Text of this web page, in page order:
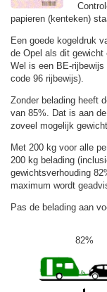
papieren (kenteken)
Een goede kogeldruk
de Opel als dit
Wel is een BE-
code 96 rijbewijs).
Zonder belading heeft
van 85%. Dat is aan
zoveel mogelijk
Met 200 kg voor alle
200 kg belading
gewichtsverhouding
maximum wordt
Pas de belading aan
82%